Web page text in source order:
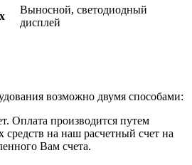
Выносной, светодиодный
дисплей
возможно двумя способами:
Оплата производится путем
средств на наш расчетный счет на
Вам счета.